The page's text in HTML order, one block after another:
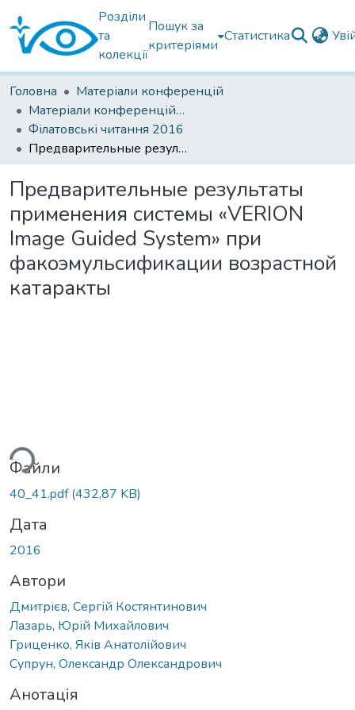
Розділи
та
колекції
Пошук за
критеріями
Статистика
Головна
Матеріали конференцій
Матеріали конференцій Інституту Філатова
Філатовські читання 2016
Предварительные результаты применения системы «VERION Image Guided System» при факоэмульсификации возрастной катаракты
Предварительные результаты
применения системы «VERION
Image Guided System» при
факоэмульсификации возрастной
катаракты
Файли
40_41.pdf(432,87 KB)
Дата
2016
Автори
Дмитрієв, Сергій Костянтинович
Лазарь, Юрій Михайлович
Гриценко, Яків Анатолійович
Супрун, Олександр Олександрович
Анотація